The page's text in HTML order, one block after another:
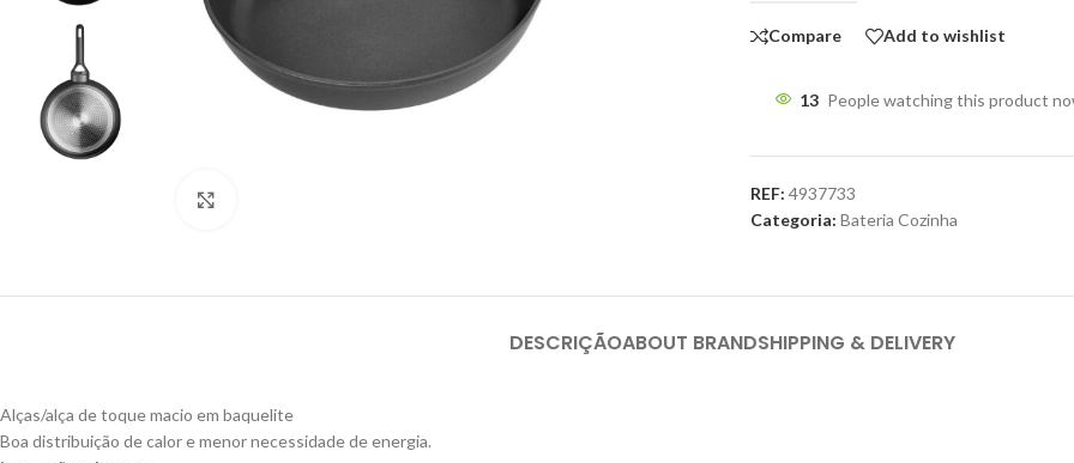
Compare Add to wishlist
13 People watching this product
REF: 4937733
Categoria: Bateria Cozinha
DESCRIÇÃOABOUT BRANDSHIPPING & DELIVERY
Alças/alça de toque macio em baquelite
Boa distribuição de calor e menor necessidade de energia.